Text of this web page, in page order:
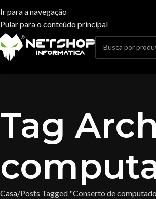
Ir para a navegação
Pular para o conteúdo principal
Tag
Casa Posts Tagged "Conserto de